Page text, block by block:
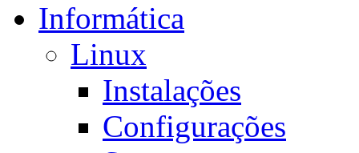
Informática
Linux
Instalações
Configurações